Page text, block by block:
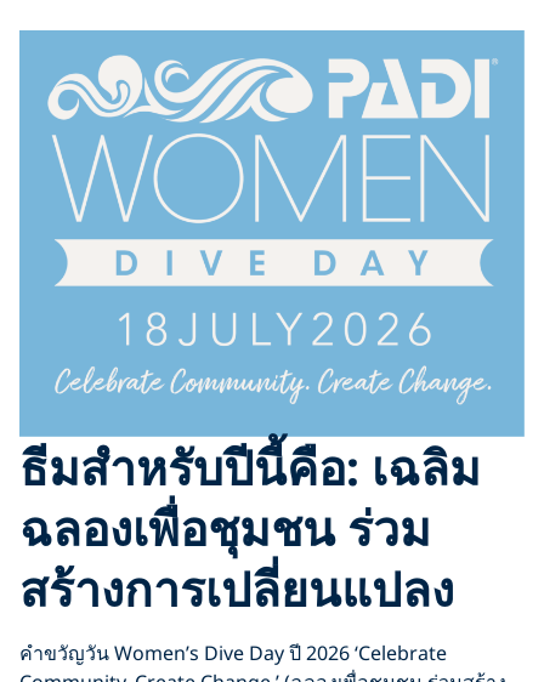
ธีมสำหรับปีนี้คือ: เฉลิม
ฉลองเพื่อชุมชน ร่วม
สร้างการเปลี่ยนแปลง
คำขวัญวัน Women’s Dive Day ปี 2026 ‘Celebrate